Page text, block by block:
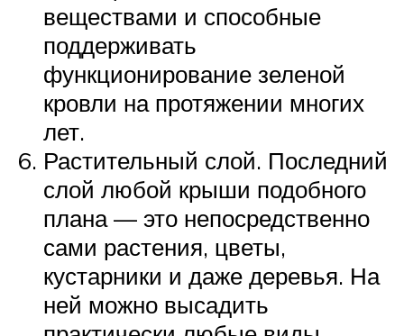
веществами и способные
поддерживать
функционирование зеленой
кровли на протяжении многих
лет.
Растительный слой. Последний
слой любой крыши подобного
плана — это непосредственно
сами растения, цветы,
кустарники и даже деревья. На
ней можно высадить